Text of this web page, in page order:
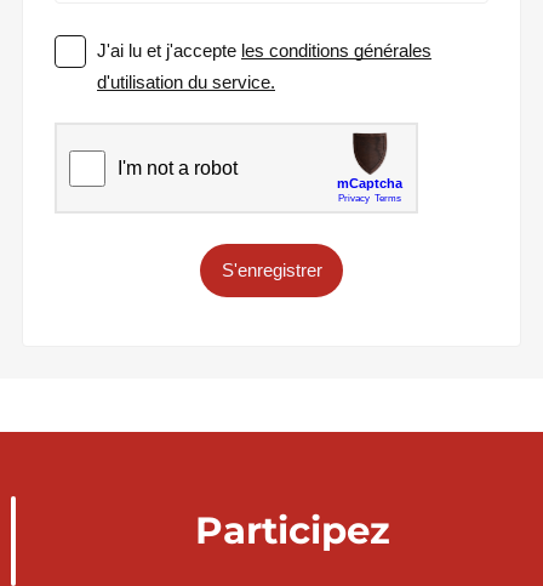
J'ai lu et j'accepte les conditions générales
d'utilisation du service.
S'enregistrer
Participez